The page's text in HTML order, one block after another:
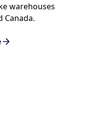
warehouses
Canada.